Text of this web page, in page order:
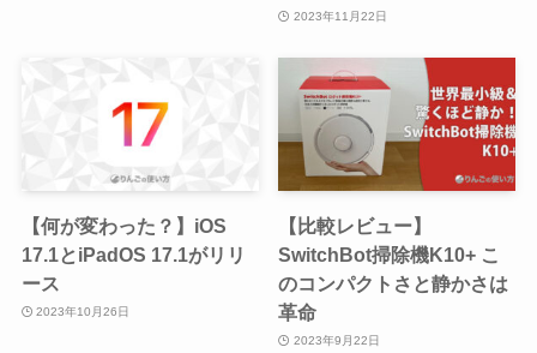
2023年11月22日
【何が変わった？】iOS
17.1とiPadOS 17.1がリリ
ース
2023年10月26日
【比較レビュー】
SwitchBot掃除機K10+ こ
のコンパクトさと静かさは
革命
2023年9月22日